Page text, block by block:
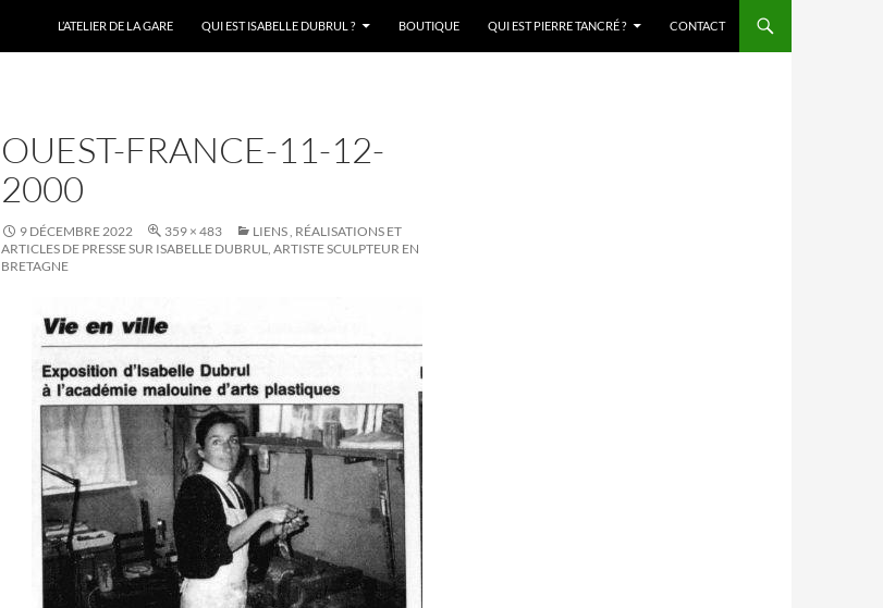
L’ATELIER DE LA GARE QUI EST ISABELLE DUBRUL ? BOUTIQUE QUI EST PIERRE TANCRÉ ? CONTACT
OUEST-FRANCE-11-12-
2000
9 DÉCEMBRE 2022 359 × 483
LIENS , RÉALISATIONS ET
ARTICLES DE PRESSE SUR ISABELLE DUBRUL, ARTISTE SCULPTEUR EN
BRETAGNE